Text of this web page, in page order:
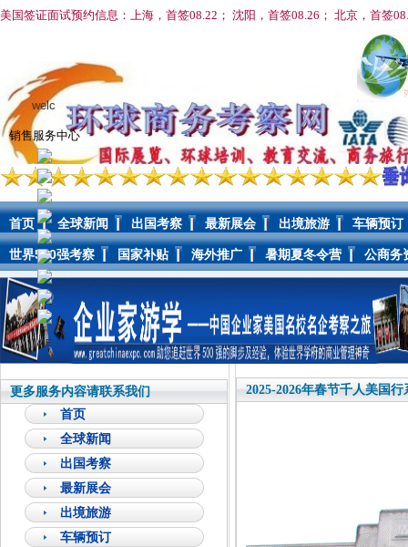
美国签证面试预约信息：上海，首签08.22； 沈阳，首签08.26； 北京，首签08
首页 全球新闻 出国考察 最新展会 出境旅游 车辆预订
世界500强考察 国家补贴 海外推广 暑期夏冬令营 公商务
更多服务内容请联系我们
首页
全球新闻
出国考察
最新展会
出境旅游
车辆预订
2025-2026年春节千人美国
welc
销售服务中心
AIE